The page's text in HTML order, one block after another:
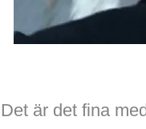
Det är det fina